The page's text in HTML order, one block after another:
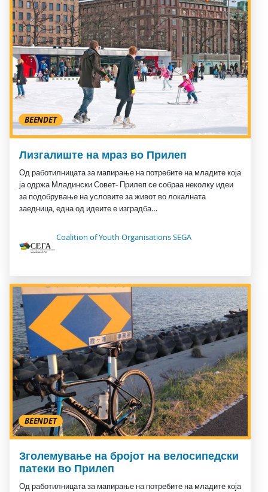
BEENDET
Лизгалиште на мраз во Прилеп
Од работилницата за мапирање на потребите на младите која
ја одржа Младински Совет- Прилеп се собраа неколку идеи
за подобрување на условите за живот во локалната
заедница, една од идеите е изградба…
Coalition of Youth Organisations SEGA
BEENDET
Зголемување на бројот на велосипедски
патеки во Прилеп
Од работилницата за мапирање на потребите на младите која